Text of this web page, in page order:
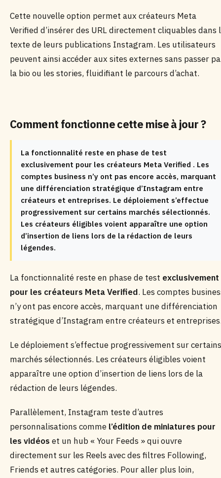
Cette nouvelle option permet aux créateurs Meta
Verified d’insérer des URL directement cliquables dans
texte de leurs publications Instagram. Les utilisateurs
peuvent ainsi accéder aux sites externes sans passer
la bio ou les stories, fluidifiant le parcours d’achat.
Comment fonctionne cette mise à jour ?
La fonctionnalité reste en phase de test
exclusivement pour les créateurs Meta Verified . Les
comptes business n’y ont pas encore accès, marquant
une différenciation stratégique d’Instagram entre
créateurs et entreprises. Le déploiement s’effectue
progressivement sur certains marchés sélectionnés.
Les créateurs éligibles voient apparaître une option
d’insertion de liens lors de la rédaction de leurs
légendes.
La fonctionnalité reste en phase de test exclusivement
pour les créateurs Meta Verified. Les comptes
n’y ont pas encore accès, marquant une différenciation
stratégique d’Instagram entre créateurs et
Le déploiement s’effectue progressivement sur certains
marchés sélectionnés. Les créateurs éligibles voient
apparaître une option d’insertion de liens lors de la
rédaction de leurs légendes.
Parallèlement, Instagram teste d’autres
personnalisations comme l’édition de miniatures pour
les vidéos et un hub « Your Feeds » qui ouvre
directement sur les Reels avec des filtres Following,
Friends et autres catégories. Pour aller plus loin,